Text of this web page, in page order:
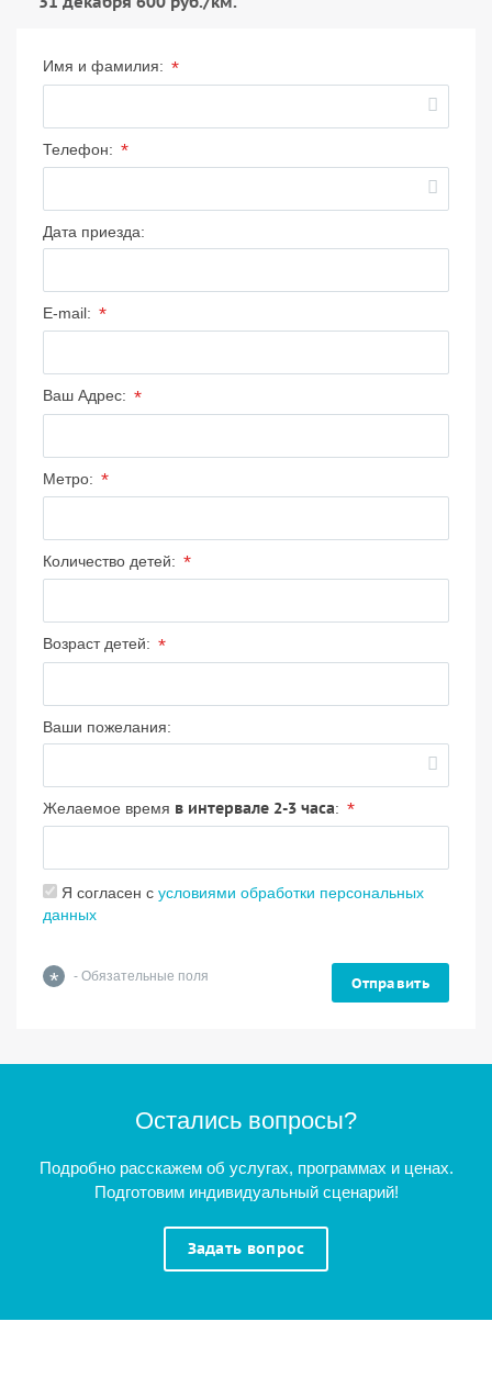
Имя и фамилия: *
Телефон: *
Дата приезда:
E-mail: *
Ваш Адрес: *
Метро: *
Количество детей: *
Возраст детей: *
Ваши пожелания:
Желаемое время в интервале 2-3 часа: *
Я согласен с условиями обработки персональных
данных
* - Обязательные поля Отправить
Остались вопросы?
Подробно расскажем об услугах, программах и ценах.
Подготовим индивидуальный сценарий!
Задать вопрос